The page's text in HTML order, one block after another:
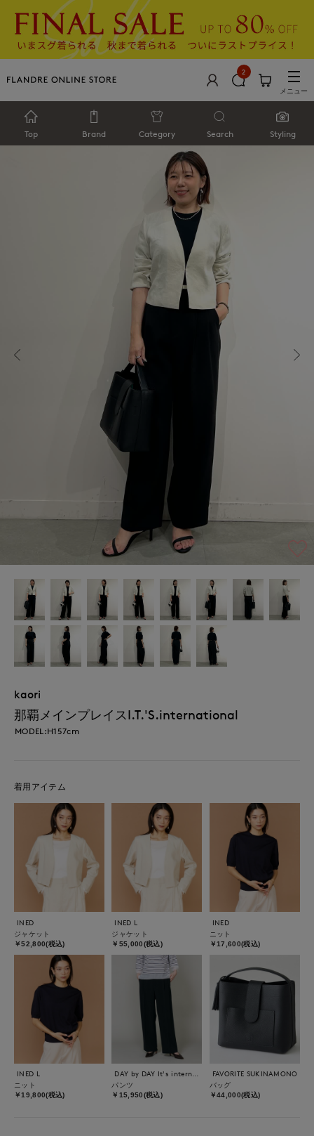
2
メニュー
Top Brand Category Search Styling
kaori
那覇メインプレイスI.T.'S.international
MODEL:H157cm
着用アイテム
INED
ジャケット
￥52,800(税込)
INED L
ジャケット
￥55,000(税込)
INED
ニット
￥17,600(税込)
INED L
ニット
￥19,800(税込)
パンツ
￥15,950(税込)
FAVORITE SUKINAMONO
バッグ
￥44,000(税込)